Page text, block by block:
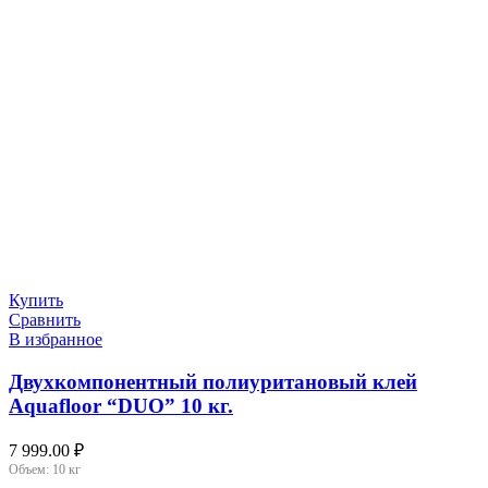
Купить
Сравнить
В избранное
Двухкомпонентный полиуритановый клей
Aquafloor “DUO” 10 кг.
7 999.00 ₽
Объем: 10 кг